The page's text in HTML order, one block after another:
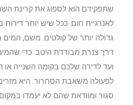
שתפקידם הוא לספוג את קרינת
לאנרגיית חום. ככל שיש יותר דירות
גדולה יותר של קולטים. משם, המים
דרך צנרת מבודדת היטב. כדי שהמים
ועד לדירה שלכם בקומה השנייה או
לפעולה משאבת הסחרור. היא
סגור ומוודאת שהם לא יעמדו במקום